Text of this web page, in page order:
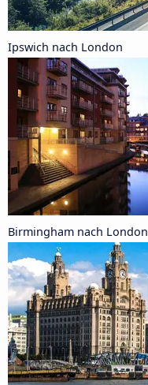
Ipswich nach London
Birmingham nach London